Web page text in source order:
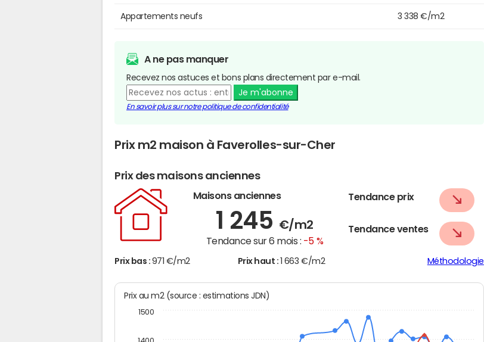
Appartements neufs 3 338 €/m2
A ne pas manquer
Recevez nos astuces et bons plans directement par e-mail.
Je m'abonne
En savoir plus sur notre politique de confidentialité
Prix m2 maison à Faverolles-sur-Cher
Prix des maisons anciennes
Maisons anciennes
1 245 €/m2
Tendance sur 6 mois : -5 %
Tendance prix
Tendance ventes
Prix bas : 971 €/m2 Prix haut : 1 663 €/m2 Méthodologie
Prix au m2 (source : estimations JDN)
1500